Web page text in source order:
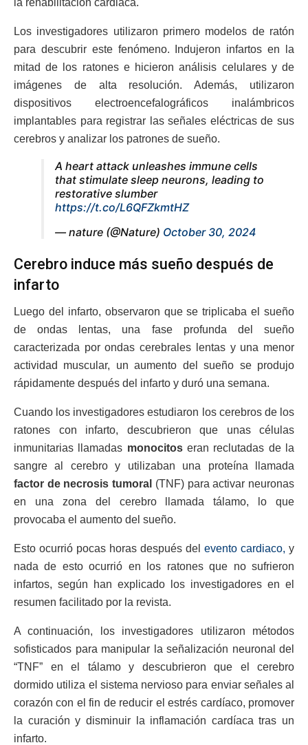
la rehabilitación cardiaca.
Los investigadores utilizaron primero modelos de ratón
para descubrir este fenómeno. Indujeron infartos en la
mitad de los ratones e hicieron análisis celulares y de
imágenes de alta resolución. Además, utilizaron
dispositivos electroencefalográficos inalámbricos
implantables para registrar las señales eléctricas de sus
cerebros y analizar los patrones de sueño.
A heart attack unleashes immune cells
that stimulate sleep neurons, leading to
restorative slumber
https://t.co/L6QFZkmtHZ
— nature (@Nature) October 30, 2024
Cerebro induce más sueño después de
infarto
Luego del infarto, observaron que se triplicaba el sueño
de ondas lentas, una fase profunda del sueño
caracterizada por ondas cerebrales lentas y una menor
actividad muscular, un aumento del sueño se produjo
rápidamente después del infarto y duró una semana.
Cuando los investigadores estudiaron los cerebros de los
ratones con infarto, descubrieron que unas células
inmunitarias llamadas monocitoseran reclutadas de la
sangre al cerebro y utilizaban una proteína llamada
factor de necrosis tumoral (TNF) para activar neuronas
en una zona del cerebro llamada tálamo, lo que
provocaba el aumento del sueño.
Esto ocurrió pocas horas después del evento cardiaco, y
nada de esto ocurrió en los ratones que no sufrieron
infartos, según han explicado los investigadores en el
resumen facilitado por la revista.
A continuación, los investigadores utilizaron métodos
sofisticados para manipular la señalización neuronal del
“TNF” en el tálamo y descubrieron que el cerebro
dormido utiliza el sistema nervioso para enviar señales al
corazón con el fin de reducir el estrés cardíaco, promover
la curación y disminuir la inflamación cardíaca tras un
infarto.